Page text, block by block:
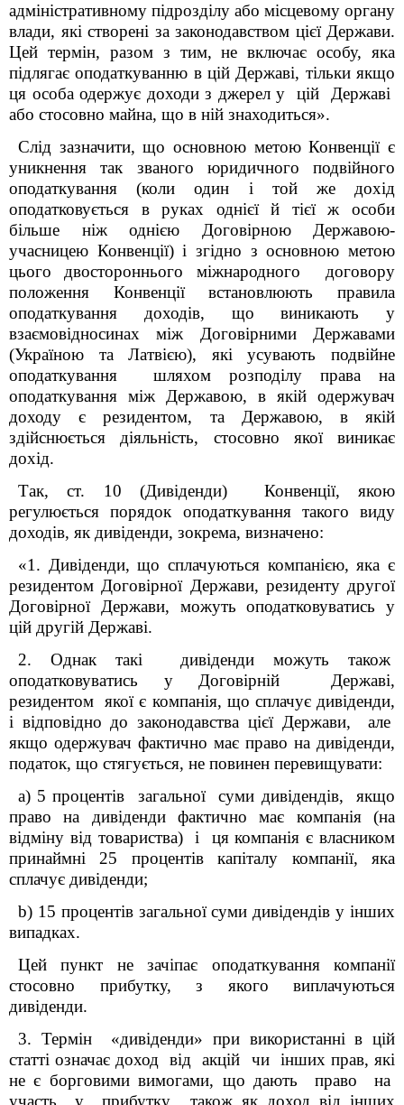
адміністративному підрозділу або місцевому органу
влади, які створені за законодавством цієї Держави.
Цей термін, разом з тим, не включає особу, яка
підлягає оподаткуванню в цій Державі, тільки якщо
ця особа одержує доходи з джерел у цій Державі
або стосовно майна, що в ній знаходиться».
Слід зазначити, що основною метою Конвенції є
уникнення так званого юридичного подвійного
оподаткування (коли один і той же дохід
оподатковується в руках однієї й тієї ж особи
більше ніж однією Договірною Державою-
учасницею Конвенції) і згідно з основною метою
цього двостороннього міжнародного договору
положення Конвенції встановлюють правила
оподаткування доходів, що виникають у
взаємовідносинах між Договірними Державами
(Україною та Латвією), які усувають подвійне
оподаткування шляхом розподілу права на
оподаткування між Державою, в якій одержувач
доходу є резидентом, та Державою, в якій
здійснюється діяльність, стосовно якої виникає
дохід.
Так, ст. 10 (Дивіденди) Конвенції, якою
регулюється порядок оподаткування такого виду
доходів, як дивіденди, зокрема, визначено:
«1. Дивіденди, що сплачуються компанією, яка є
резидентом Договірної Держави, резиденту другої
Договірної Держави, можуть оподатковуватись у
цій другій Державі.
2. Однак такі дивіденди можуть також
оподатковуватись у Договірній Державі,
резидентом якої є компанія, що сплачує дивіденди,
і відповідно до законодавства цієї Держави, але
якщо одержувач фактично має право на дивіденди,
податок, що стягується, не повинен перевищувати:
а) 5 процентів загальної суми дивідендів, якщо
право на дивіденди фактично має компанія (на
відміну від товариства) і ця компанія є власником
принаймні 25 процентів капіталу компанії, яка
сплачує дивіденди;
b) 15 процентів загальної суми дивідендів у інших
випадках.
Цей пункт не зачіпає оподаткування компанії
стосовно прибутку, з якого виплачуються
дивіденди.
3. Термін «дивіденди» при використанні в цій
статті означає доход від акцій чи інших прав, які
не є борговими вимогами, що дають право на
участь у прибутку, також як доход від інших